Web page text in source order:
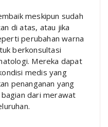
meskipun sudah
di atas, atau jika
perubahan warna
berkonsultasi
Mereka dapat
medis yang
penanganan yang
dari merawat